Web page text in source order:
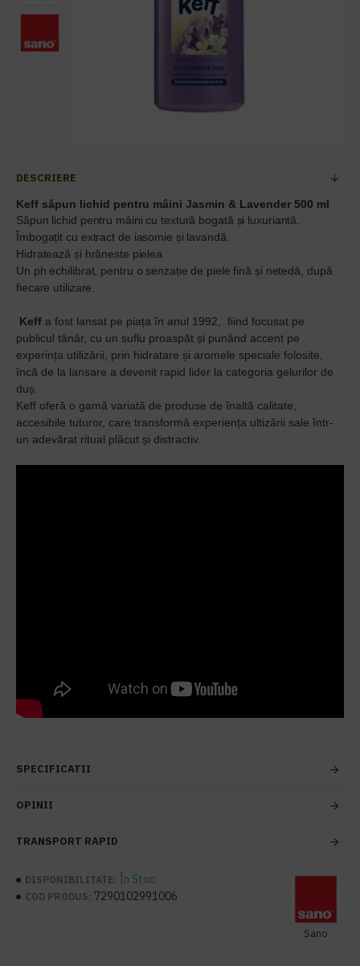
DESCRIERE
Keff săpun lichid pentru mâini Jasmin & Lavender 500 ml
Săpun lichid pentru mâini cu textură bogată și luxuriantă.
Îmbogațit cu extract de iasomie și lavandă.
Hidratează și hrăneste pielea
Un ph echilibrat, pentru o senzație de piele fină și netedă, după
fiecare utilizare.
Keff a fost lansat pe piața în anul 1992, fiind focusat pe
publicul tânăr, cu un suflu proaspăt și punând accent pe
experința utilizării, prin hidratare și aromele speciale folosite,
încă de la lansare a devenit rapid lider la categoria gelurilor de
duș.
Keff oferă o gamă variată de produse de înaltă calitate,
accesibile tuturor, care transformă experiența ultizării sale într-
un adevărat ritual plăcut și distractiv.
SPECIFICATII
OPINII
TRANSPORT RAPID
DISPONIBILITATE: În Stoc
COD PRODUS: 7290102991006
Sano